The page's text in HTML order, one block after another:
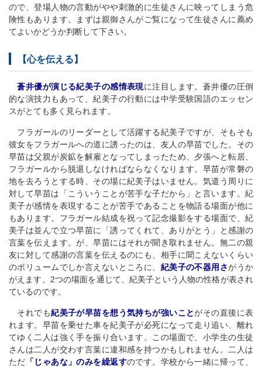
ので、登場人物の言動がやや刺激的に生徒さんに映ってしまう危
険性もあります。まずは親御さんがご覧になって生徒さんに薦め
てよいかどうか判断して下さい。
【心を伝える】
蒼井優が演じる紀美子の感情表現に注目します。蒼井優の圧倒
的な演技力もあって、紀美子の行動には中学受験国語のエッセン
スがとても多く見られます。
フラガールのリーダーとして活躍する紀美子ですが、そもそも
彼女をフラガールへの道に誘ったのは、友人の早苗でした。その
早苗は父親が炭鉱を解雇となってしまったため、夕張へと転居、
フラガールから脱退しなければならなくなります。早苗が常磐の
地を去ろうとする時、その場に紀美子はいません。気遣う周りに
対して早苗は「こういうことが苦手な子だから」と言います。紀
美子が感情を表現することが苦手であることを物語る場面が他に
もあります。フラガール結成を祝って記念撮影をする場面で、紀
美子は並んで立つ早苗に「誘ってくれて、ありがとう」と感謝の
言葉を伝えます。が、早苗にはそれが聞き取れません。無二の親
友に対して感謝の言葉を伝えるのにも、相手に聞こえないくらい
のボリュームでしか言えないところに、 紀美子の不器用さがうか
がえます。2つの場面を通じて、紀美子という人物の性格が表され
ているのです。
それでも紀美子が早苗を想う気持ちが強いことがその直後に表
れます。早苗を乗せた車を紀美子が必死になって走り追い、離れ
てゆく二人は強く手を振り合います。この場面で、小学生の生徒
さんは二人が交わす言葉に違和感を持つかもしれません。二人は
ただ 「じゃあな」のみを繰返すのです。学校から一緒に帰って、